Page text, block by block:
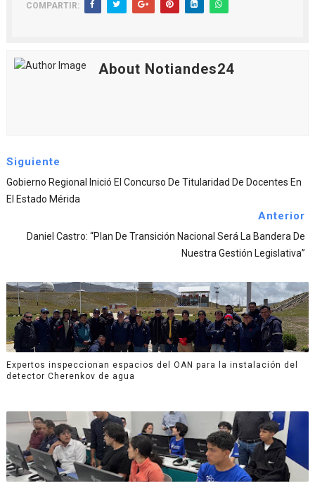
COMPARTIR:
About Notiandes24
Siguiente
Gobierno Regional Inició El Concurso De Titularidad De Docentes En
El Estado Mérida
Anterior
Daniel Castro: “Plan De Transición Nacional Será La Bandera De
Nuestra Gestión Legislativa”
Expertos inspeccionan espacios del OAN para la instalación del
detector Cherenkov de agua